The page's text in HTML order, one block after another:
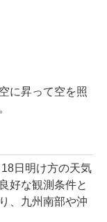
に昇って空を照
日明け方の天気
好な観測条件と
、九州南部や沖